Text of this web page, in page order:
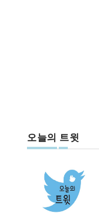
오늘의 트윗